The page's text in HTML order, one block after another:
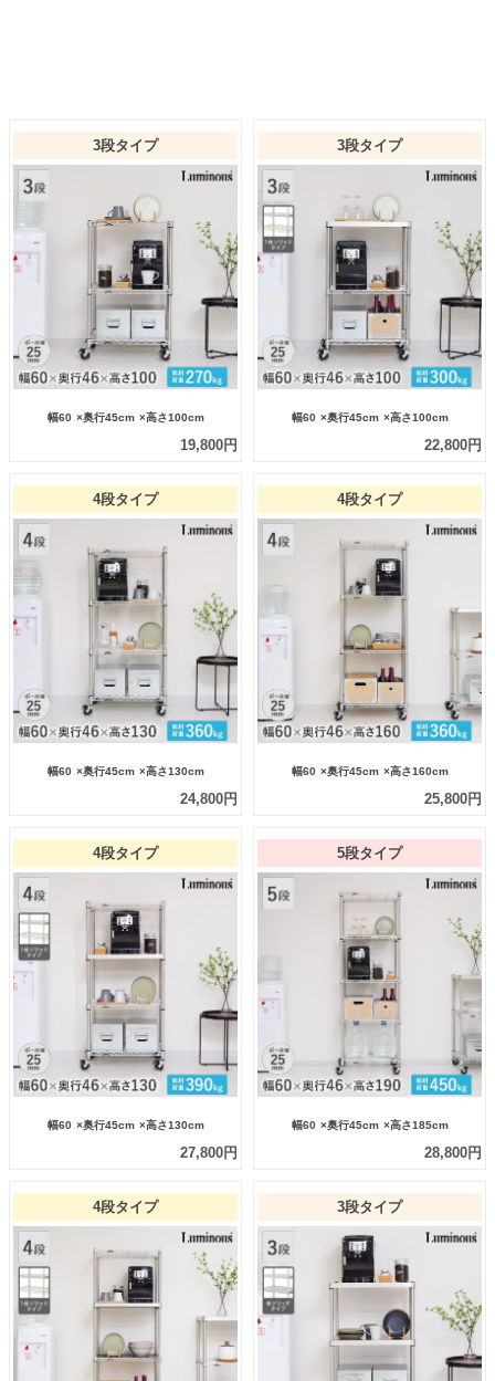
3段タイプ
幅60 ×奥行45cm ×高さ100cm
19,800円
3段タイプ
幅60 ×奥行45cm ×高さ100cm
22,800円
4段タイプ
幅60 ×奥行45cm ×高さ130cm
24,800円
4段タイプ
幅60 ×奥行45cm ×高さ160cm
25,800円
4段タイプ
幅60 ×奥行45cm ×高さ130cm
27,800円
5段タイプ
幅60 ×奥行45cm ×高さ185cm
28,800円
4段タイプ 3段タイプ